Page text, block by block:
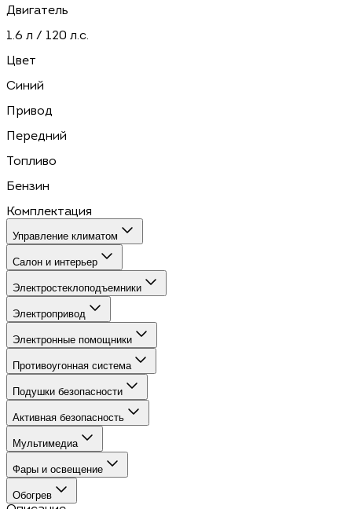
Двигатель
1.6 л / 120 л.с.
Цвет
Синий
Привод
Передний
Топливо
Бензин
Комплектация
Управление климатом
Салон и интерьер
Электростеклоподъемники
Электропривод
Электронные помощники
Противоугонная система
Подушки безопасности
Активная безопасность
Мультимедиа
Фары и освещение
Обогрев